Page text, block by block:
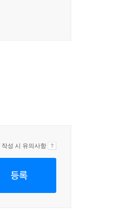
작성 시 유의사항
등록